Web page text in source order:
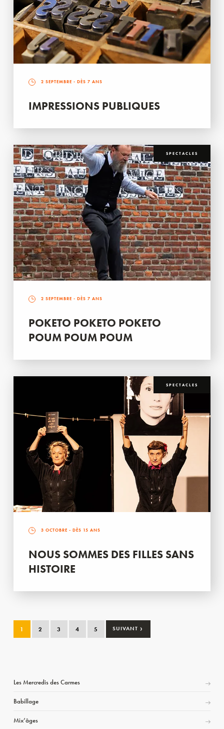
2 SEPTEMBRE - DÈS 7 ANS
IMPRESSIONS PUBLIQUES
SPECTACLES
2 SEPTEMBRE - DÈS 7 ANS
POKETO POKETO POKETO
POUM POUM POUM
SPECTACLES
3 OCTOBRE - DÈS 15 ANS
NOUS SOMMES DES FILLES SANS
HISTOIRE
1 2 3 4 5 SUIVANT ›
Les Mercredis des Carmes
Babillage
Mix’âges